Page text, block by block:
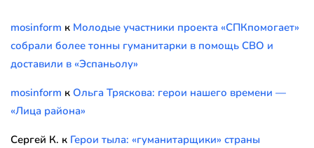
mosinform к Молодые участники проекта «СПКпомогает»
собрали более тонны гуманитарки в помощь СВО и
доставили в «Эспаньолу»
mosinform к Ольга Тряскова: герои нашего времени —
«Лица района»
Сергей К. к Герои тыла: «гуманитарщики» страны